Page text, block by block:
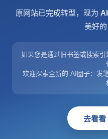
原网站已完成转型，现为
美好的
如果您是通过旧书签或搜索
欢迎探索全新的 AI圈子：发
去看